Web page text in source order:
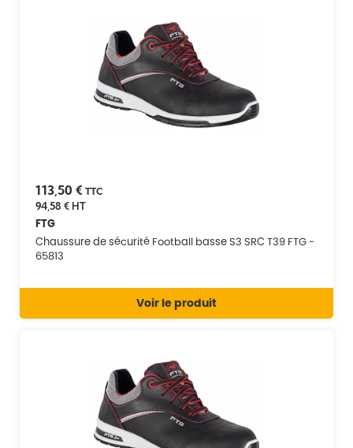
113,50 € TTC
94,58 €HT
FTG
Chaussure de sécurité Football basse S3 SRC T39 FTG -
65813
Voir le produit